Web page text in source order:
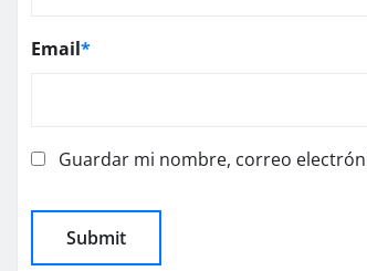
Email*
Guardar mi nombre, correo